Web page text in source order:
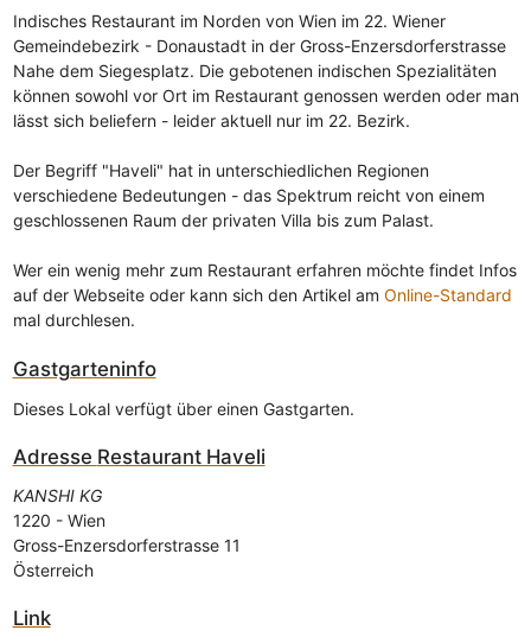
Indisches Restaurant im Norden von Wien im 22. Wiener
Gemeindebezirk - Donaustadt in der Gross-Enzersdorferstrasse
Nahe dem Siegesplatz. Die gebotenen indischen Spezialitäten
können sowohl vor Ort im Restaurant genossen werden oder man
lässt sich beliefern - leider aktuell nur im 22. Bezirk.
Der Begriff "Haveli" hat in unterschiedlichen Regionen
verschiedene Bedeutungen - das Spektrum reicht von einem
geschlossenen Raum der privaten Villa bis zum Palast.
Wer ein wenig mehr zum Restaurant erfahren möchte findet Infos
auf der Webseite oder kann sich den Artikel am Online-Standard
mal durchlesen.
Gastgarteninfo
Dieses Lokal verfügt über einen Gastgarten.
Adresse Restaurant Haveli
KANSHI KG
1220 - Wien
Gross-Enzersdorferstrasse 11
Österreich
Link